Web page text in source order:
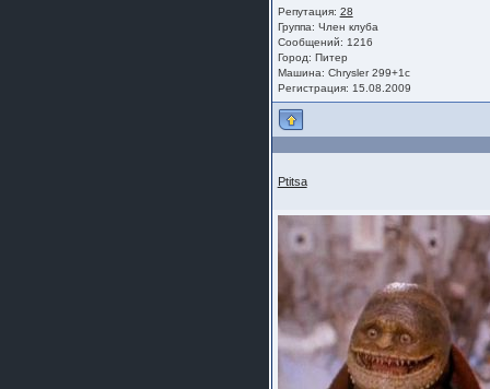
Репутация: 28
Группа: Член клуба
Сообщений: 1216
Город: Питер
Машина: Chrysler 299+1с
Регистрация: 15.08.2009
Ptitsa